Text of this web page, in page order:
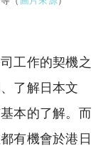
工作的契機之
了解日本文
本的了解。而
有機會於港日